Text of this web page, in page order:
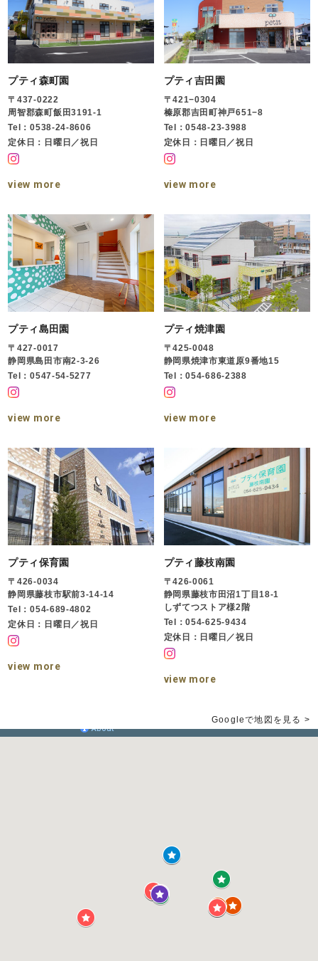
プティ森町園
〒437-0222
周智郡森町飯田3191-1
Tel：0538-24-8606
定休日：日曜日／祝日
view more
プティ吉田園
〒421−0304
榛原郡吉田町神戸651−8
Tel：0548-23-3988
定休日：日曜日／祝日
view more
プティ島田園
〒427-0017
静岡県島田市南2-3-26
Tel：0547-54-5277
view more
プティ焼津園
〒425-0048
静岡県焼津市東道原9番地15
Tel：054-686-2388
view more
プティ保育園
〒426-0034
静岡県藤枝市駅前3-14-14
Tel：054-689-4802
定休日：日曜日／祝日
view more
プティ藤枝南園
〒426-0061
静岡県藤枝市田沼1丁目18-1
しずてつストア様2階
Tel：054-625-9434
定休日：日曜日／祝日
view more
Googleで地図を見る >